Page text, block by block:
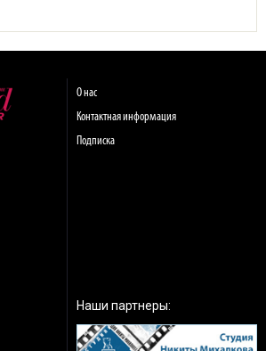
О нас
Контактная информация
Подписка
Наши партнеры: